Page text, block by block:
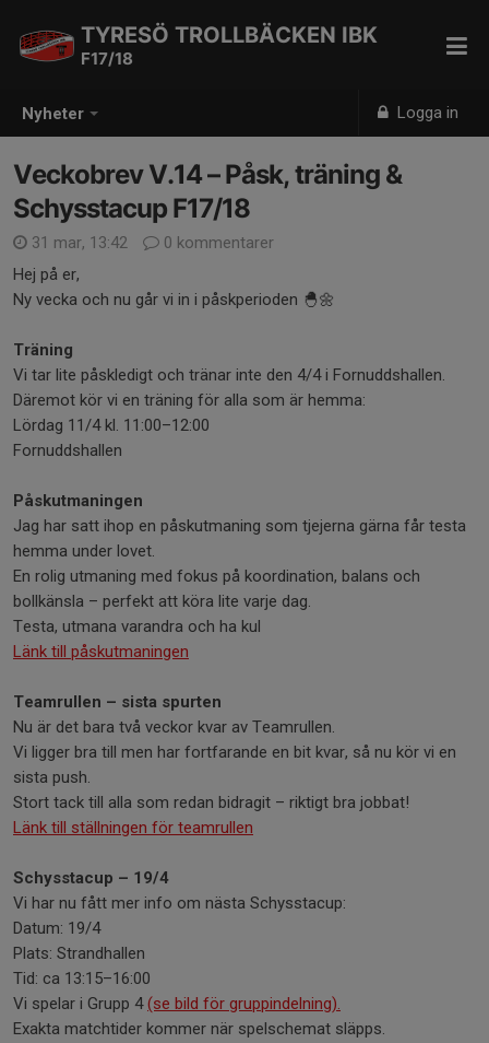
Nyheter Logga in
TYRESÖ TROLLBÄCKEN IBK
F17/18
Veckobrev V.14 – Påsk, träning &
Schysstacup F17/18
31 mar, 13:42
0 kommentarer
Hej på er,
Ny vecka och nu går vi in i påskperioden 🐣🌼
Träning
Vi tar lite påskledigt och tränar inte den 4/4 i Fornuddshallen.
Däremot kör vi en träning för alla som är hemma:
Lördag 11/4 kl. 11:00–12:00
Fornuddshallen
Påskutmaningen
Jag har satt ihop en påskutmaning som tjejerna gärna får testa
hemma under lovet.
En rolig utmaning med fokus på koordination, balans och
bollkänsla – perfekt att köra lite varje dag.
Testa, utmana varandra och ha kul
Länk till påskutmaningen
Teamrullen – sista spurten
Nu är det bara två veckor kvar av Teamrullen.
Vi ligger bra till men har fortfarande en bit kvar, så nu kör vi en
sista push.
Stort tack till alla som redan bidragit – riktigt bra jobbat!
Länk till ställningen för teamrullen
Schysstacup – 19/4
Vi har nu fått mer info om nästa Schysstacup:
Datum: 19/4
Plats: Strandhallen
Tid: ca 13:15–16:00
Vi spelar i Grupp 4(se bild för gruppindelning).
Exakta matchtider kommer när spelschemat släpps.